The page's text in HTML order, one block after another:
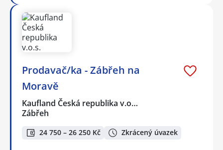
Prodavač/ka - Zábřeh na
Moravě
Kaufland Česká republika v.o…
Zábřeh
24 750 – 26 250 Kč Zkrácený úvazek